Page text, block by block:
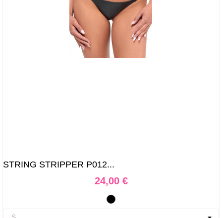
STRING STRIPPER P012...
Prix
24,00 €
Noir